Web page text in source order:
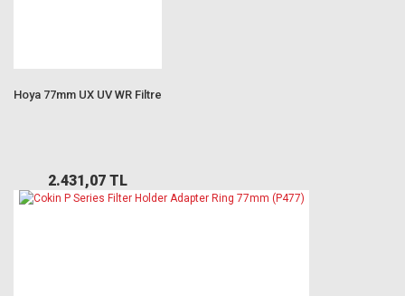
Hoya 77mm UX UV WR Filtre
2.431,07 TL